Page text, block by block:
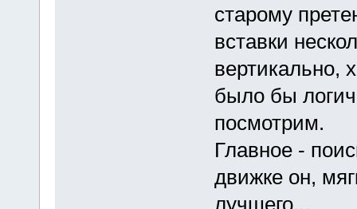
старому
вставки
вертикально,
было бы
посмотрим.
Главное -
движке он,
лучшего...